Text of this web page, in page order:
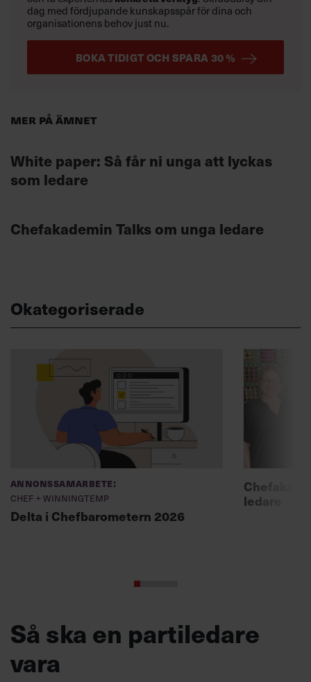
Mer på ämnet
White paper: Så får ni unga att lyckas
som ledare
Chefakademin Talks om unga ledare
dag med fördjupande kunskapsspår för dina och
organisationens behov just nu.
BOKA TIDIGT OCH SPARA 30 %
Okategoriserade
Annonssamarbete:
Chef + Winningtemp
Delta i Chefbarometern 2026
ledare
Så ska en partiledare
vara